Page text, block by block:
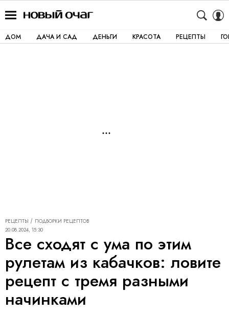
ДОМ ДАЧА И САД ДЕНЬГИ КРАСОТА РЕЦЕПТЫ
РЕЦЕПТЫ
ПОДБОРКИ РЕЦЕПТОВ
20.08.2024, 15:30
Все сходят с ума по этим
рулетам из кабачков: ловите
рецепт с тремя разными
начинками